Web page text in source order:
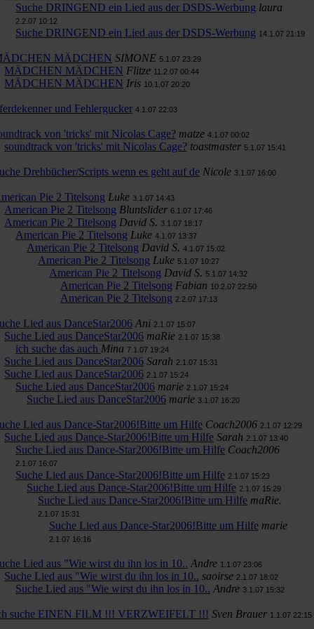
Suche DRINGEND ein Lied aus der DSDS-Werbung laura
2.2.07 10:12
Suche DRINGEND ein Lied aus der DSDS-Werbung 14.1.07 21:19
MÄDCHEN SIMONE 5.1.07 23:29
MÄDCHEN MÄDCHEN Flitze 11.2.07 00:44
MÄDCHEN MÄDCHEN Iris 10.1.07 20:20
und Fehlergucker 4.1.07 22:03
von 'tricks' mit Nicolas Cage? matze 4.1.07 00:02
soundtrack von 'tricks' mit Nicolas Cage? toastmaster 5.1.07 15:41
Drehbücher/Scripts wenn es geht auf de Nicole 3.1.07 16:00
Pie 2 Titelsong Luke 3.1.07 14:43
American Pie 2 Titelsong Bluntslider 6.1.07 17:46
American Pie 2 Titelsong David S. 3.1.07 18:17
American Pie 2 Titelsong Luke 4.1.07 13:37
American Pie 2 Titelsong David S. 4.1.07 15:02
American Pie 2 Titelsong Luke 5.1.07 10:27
American Pie 2 Titelsong David S. 5.1.07 14:32
American Pie 2 Titelsong Fabian 10.2.07 22:50
American Pie 2 Titelsong 2.2.07 17:13
Lied aus DanceStar2006 Ani 2.1.07 15:07
Suche Lied aus DanceStar2006 maRie 2.1.07 15:38
ich suche das auch Mina 7.1.07 19:24
Suche Lied aus DanceStar2006 Sarah 2.1.07 15:31
Suche Lied aus DanceStar2006 2.1.07 15:24
Suche Lied aus DanceStar2006 marie 2.1.07 15:24
Suche Lied aus DanceStar2006 marie 3.1.07 16:20
Lied aus Dance-Star2006!Bitte um Hilfe Coach2006 2.1.07 12:29
Suche Lied aus Dance-Star2006!Bitte um Hilfe Sarah 2.1.07 13:40
Suche Lied aus Dance-Star2006!Bitte um Hilfe Coach2006
2.1.07 16:07
Suche Lied aus Dance-Star2006!Bitte um Hilfe 2.1.07 15:23
Suche Lied aus Dance-Star2006!Bitte um Hilfe 2.1.07 15:29
Suche Lied aus Dance-Star2006!Bitte um Hilfe maRie.
2.1.07 15:31
Suche Lied aus Dance-Star2006!Bitte um Hilfe marie
2.1.07 16:16
Lied aus "Wie wirst du ihn los in 10.. Andre 1.1.07 23:06
Suche Lied aus "Wie wirst du ihn los in 10.. saoirse 2.1.07 18:02
Suche Lied aus "Wie wirst du ihn los in 10.. Andre 3.1.07 15:32
suche EINEN FILM !!! VERZWEIFELT !!! Sven Brauer 1.1.07 22:15